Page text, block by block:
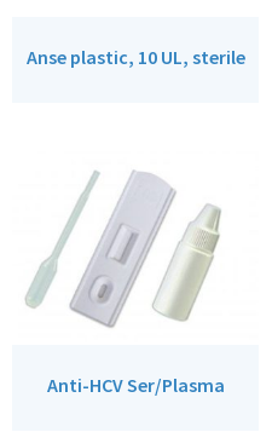
Anse plastic, 10 UL, sterile
Anti-HCV Ser/Plasma